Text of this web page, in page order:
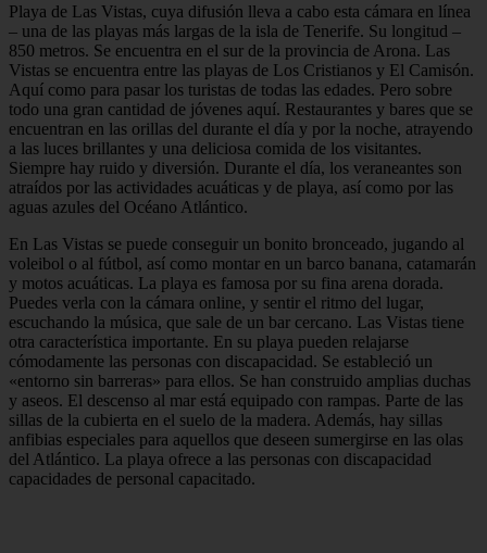
Playa de Las Vistas, cuya difusión lleva a cabo esta cámara en línea
– una de las playas más largas de la isla de Tenerife. Su longitud –
850 metros. Se encuentra en el sur de la provincia de Arona. Las
Vistas se encuentra entre las playas de Los Cristianos y El Camisón.
Aquí como para pasar los turistas de todas las edades. Pero sobre
todo una gran cantidad de jóvenes aquí. Restaurantes y bares que se
encuentran en las orillas del durante el día y por la noche, atrayendo
a las luces brillantes y una deliciosa comida de los visitantes.
Siempre hay ruido y diversión. Durante el día, los veraneantes son
atraídos por las actividades acuáticas y de playa, así como por las
aguas azules del Océano Atlántico.
En Las Vistas se puede conseguir un bonito bronceado, jugando al
voleibol o al fútbol, así como montar en un barco banana, catamarán
y motos acuáticas. La playa es famosa por su fina arena dorada.
Puedes verla con la cámara online, y sentir el ritmo del lugar,
escuchando la música, que sale de un bar cercano. Las Vistas tiene
otra característica importante. En su playa pueden relajarse
cómodamente las personas con discapacidad. Se estableció un
«entorno sin barreras» para ellos. Se han construido amplias duchas
y aseos. El descenso al mar está equipado con rampas. Parte de las
sillas de la cubierta en el suelo de la madera. Además, hay sillas
anfibias especiales para aquellos que deseen sumergirse en las olas
del Atlántico. La playa ofrece a las personas con discapacidad
capacidades de personal capacitado.